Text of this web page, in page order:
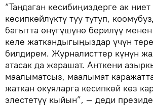
“Тандаган кесибиңиздерге ак
кесипкөйлүктү туу тутуп,
багытта өнүгүшүнө берилүү
келе жаткандыгыңыздар үчүн
билдирем. Журналисттер күнүн
атасак да жарашат. Анткени
маалыматсыз, маалымат
жаткан окуяларга кесипкөй көз
элестетүү кыйын”, — деди